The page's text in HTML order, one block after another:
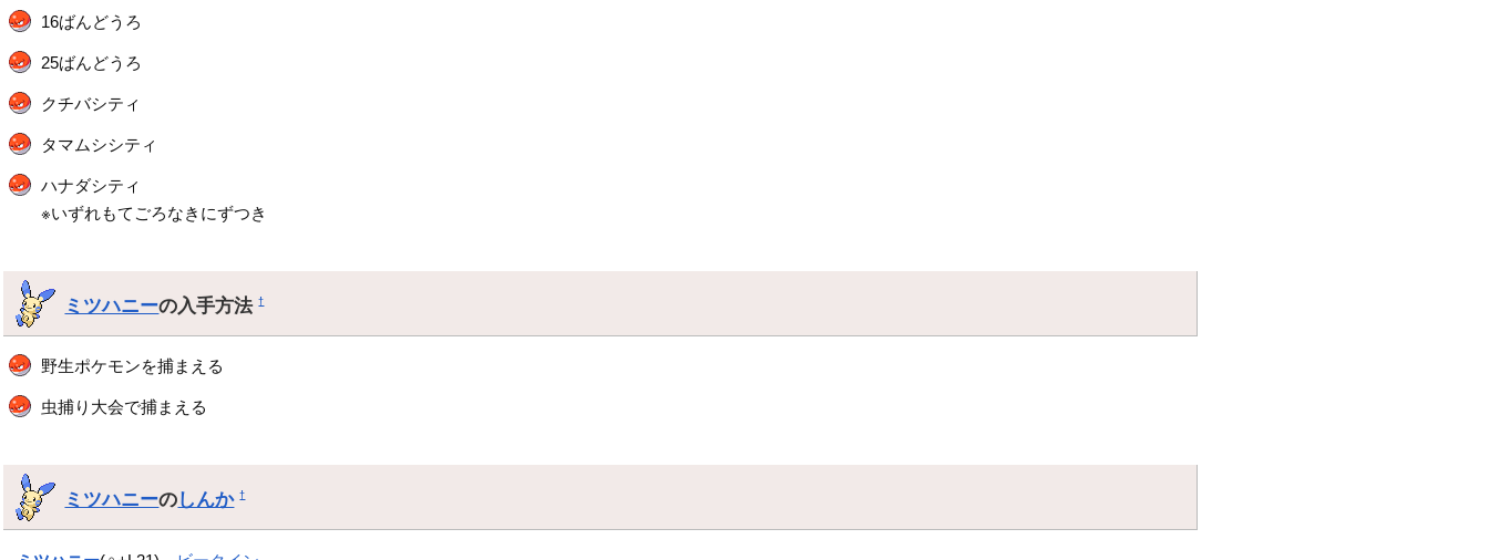
16ばんどうろ
25ばんどうろ
クチバシティ
タマムシシティ
ハナダシティ
※いずれもてごろなきにずつき
ミツハニーの入手方法†
野生ポケモンを捕まえる
虫捕り大会で捕まえる
ミツハニーのしんか †